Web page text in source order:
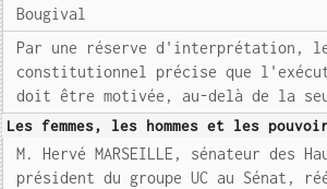
Bougival
Par une réserve d'interprétation,
constitutionnel précise que
doit être motivée, au-delà de la
Les femmes, les hommes et les
M. Hervé MARSEILLE, sénateur des
président du groupe UC au Sénat,